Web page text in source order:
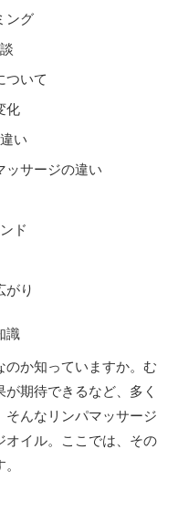
ング
ついて
化
い
ッサージの違い
ド
がり
識
のか知っていますか。む
期待できるなど、多く
んなリンパマッサージ
オイル。ここでは、その